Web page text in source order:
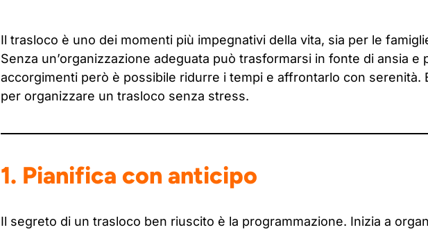
Il trasloco è uno dei momenti più impegnativi della vita, sia per le
Senza un’organizzazione adeguata può trasformarsi in fonte di ansia e
accorgimenti però è possibile ridurre i tempi e affrontarlo con serenità.
per organizzare un trasloco senza stress.
1. Pianifica con anticipo
Il segreto di un trasloco ben riuscito è la programmazione. Inizia a